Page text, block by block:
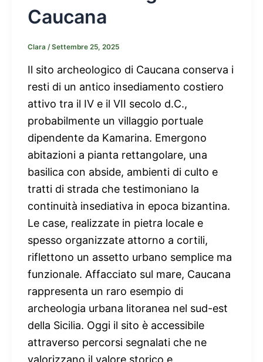
Caucana
Clara /Settembre 25, 2025
Il sito archeologico di Caucana conserva i
resti di un antico insediamento costiero
attivo tra il IV e il VII secolo d.C.,
probabilmente un villaggio portuale
dipendente da Kamarina. Emergono
abitazioni a pianta rettangolare, una
basilica con abside, ambienti di culto e
tratti di strada che testimoniano la
continuità insediativa in epoca bizantina.
Le case, realizzate in pietra locale e
spesso organizzate attorno a cortili,
riflettono un assetto urbano semplice ma
funzionale. Affacciato sul mare, Caucana
rappresenta un raro esempio di
archeologia urbana litoranea nel sud-est
della Sicilia. Oggi il sito è accessibile
attraverso percorsi segnalati che ne
valorizzano il valore storico e